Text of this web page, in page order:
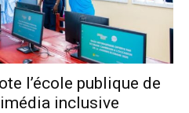
l’école publique de
inclusive